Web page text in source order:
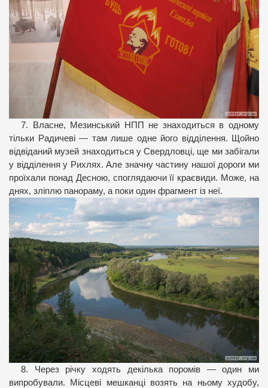
7. Власне, Мезинський НПП не знаходиться в одному
тільки Радичеві — там лише одне його відділення. Щойно
відвіданий музей знаходиться у Свердловці, ще ми забігали
у відділення у Рихлях. Але значну частину нашої дороги ми
проїхали понад Десною, споглядаючи її краєвиди. Може, на
днях, зліплю панораму, а поки один фрагмент із неї.
8. Через річку ходять декілька поромів — один ми
випробували. Місцеві мешканці возять на ньому худобу,